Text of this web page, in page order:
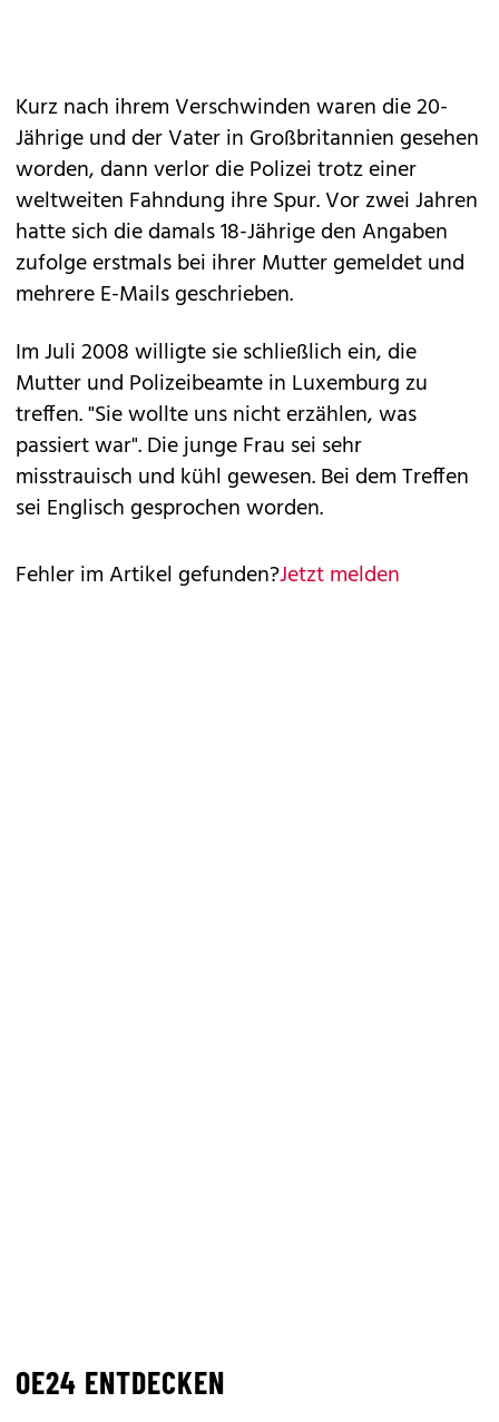
Kurz nach ihrem Verschwinden waren die 20-
Jährige und der Vater in Großbritannien gesehen
worden, dann verlor die Polizei trotz einer
weltweiten Fahndung ihre Spur. Vor zwei Jahren
hatte sich die damals 18-Jährige den Angaben
zufolge erstmals bei ihrer Mutter gemeldet und
mehrere E-Mails geschrieben.
Im Juli 2008 willigte sie schließlich ein, die
Mutter und Polizeibeamte in Luxemburg zu
treffen. "Sie wollte uns nicht erzählen, was
passiert war". Die junge Frau sei sehr
misstrauisch und kühl gewesen. Bei dem Treffen
sei Englisch gesprochen worden.
Fehler im Artikel gefunden?Jetzt melden
OE24 ENTDECKEN